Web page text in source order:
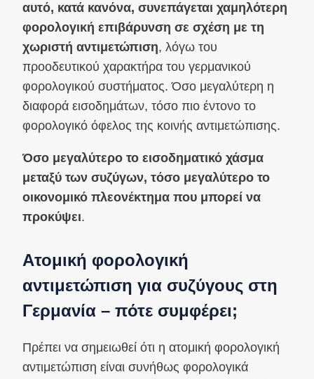
αυτό, κατά κανόνα, συνεπάγεται χαμηλότερη
φορολογική επιβάρυνση σε σχέση με τη
χωριστή αντιμετώπιση, λόγω του
προοδευτικού χαρακτήρα του γερμανικού
φορολογικού συστήματος. Όσο μεγαλύτερη η
διαφορά εισοδημάτων, τόσο πιο έντονο το
φορολογικό όφελος της κοινής αντιμετώπισης.
Όσο μεγαλύτερο το εισοδηματικό χάσμα
μεταξύ των συζύγων, τόσο μεγαλύτερο το
οικονομικό πλεονέκτημα που μπορεί να
προκύψει.
Ατομική φορολογική
αντιμετώπιση για συζύγους στη
Γερμανία – πότε συμφέρει;
Πρέπει να σημειωθεί ότι η ατομική φορολογική
αντιμετώπιση είναι συνήθως φορολογικά